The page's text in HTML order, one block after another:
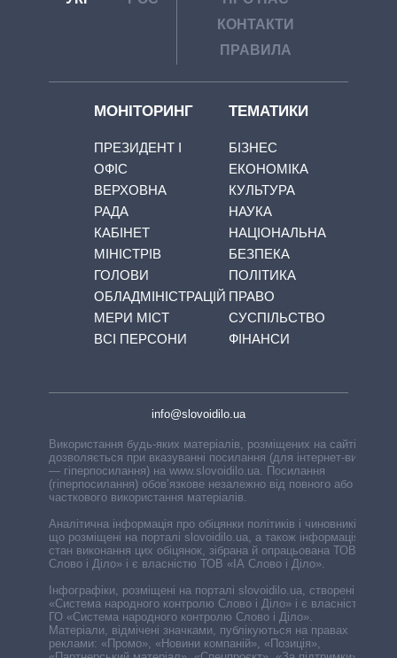
КОНТАКТИ
ПРАВИЛА
МОНІТОРИНГ
ПРЕЗИДЕНТ І
ОФІС
ВЕРХОВНА
РАДА
КАБІНЕТ
МІНІСТРІВ
ГОЛОВИ
ОБЛАДМІНІСТРАЦІЙ
МЕРИ МІСТ
ВСІ ПЕРСОНИ
ТЕМАТИКИ
БІЗНЕС
ЕКОНОМІКА
КУЛЬТУРА
НАУКА
НАЦІОНАЛЬНА
БЕЗПЕКА
ПОЛІТИКА
ПРАВО
СУСПІЛЬСТВО
ФІНАНСИ
info@slovoidilo.ua
Використання будь-яких матеріалів, розміщених на сайті,
дозволяється при вказуванні посилання (для інтернет-видань
— гіперпосилання) на www.slovoidilo.ua. Посилання
(гіперпосилання) обов’язкове незалежно від повного або
часткового використання матеріалів.
Аналітична інформація про обіцянки політиків і чиновників,
що розміщені на порталі slovoidilo.ua, а також інформація про
стан виконання цих обіцянок, зібрана й опрацьована ТОВ «ІА
Слово і Діло» і є власністю ТОВ «ІА Слово і Діло».
Інфографіки, розміщені на порталі slovoidilo.ua, створені ГО
«Система народного контролю Слово і Діло» і є власністю
ГО «Система народного контролю Слово і Діло».
Матеріали, відмічені значками, публікуються на правах
реклами: «Промо», «Новини компаній», «Позиція»,